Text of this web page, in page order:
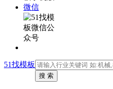
微信
51找模板